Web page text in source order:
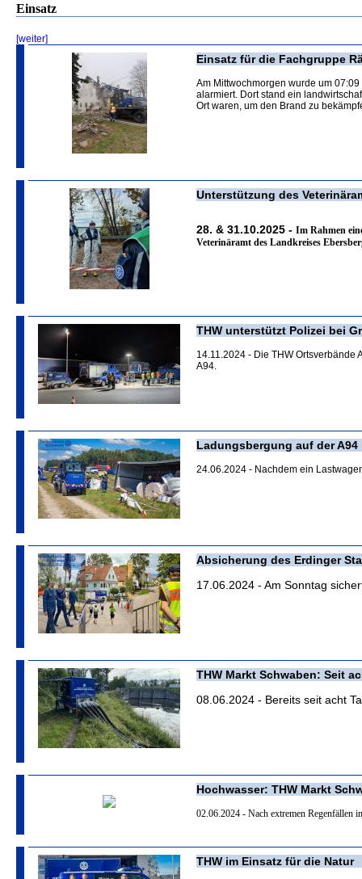
Einsatz
[weiter]
Einsatz für die Fachgruppe
Am Mittwochmorgen wurde um
alarmiert. Dort stand ein
Ort waren, um den Brand zu
Unterstützung des
28. & 31.10.2025 - Im Rahmen
Veterinäramt des Landkreises
THW unterstützt Polizei bei
14.11.2024 - Die THW
A94.
Ladungsbergung auf der A94
24.06.2024 - Nachdem ein
Absicherung des Erdinger
17.06.2024 - Am Sonntag
THW Markt Schwaben: Seit
08.06.2024 - Bereits seit acht
Hochwasser: THW Markt
02.06.2024 - Nach extremen Regenfällen
THW im Einsatz für die Natur